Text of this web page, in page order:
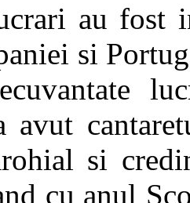
au fost
si
avut
si
cu anul